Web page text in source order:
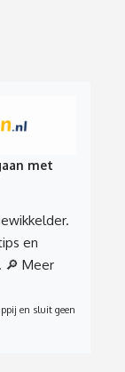
met
en
🔎 Meer
en sluit geen